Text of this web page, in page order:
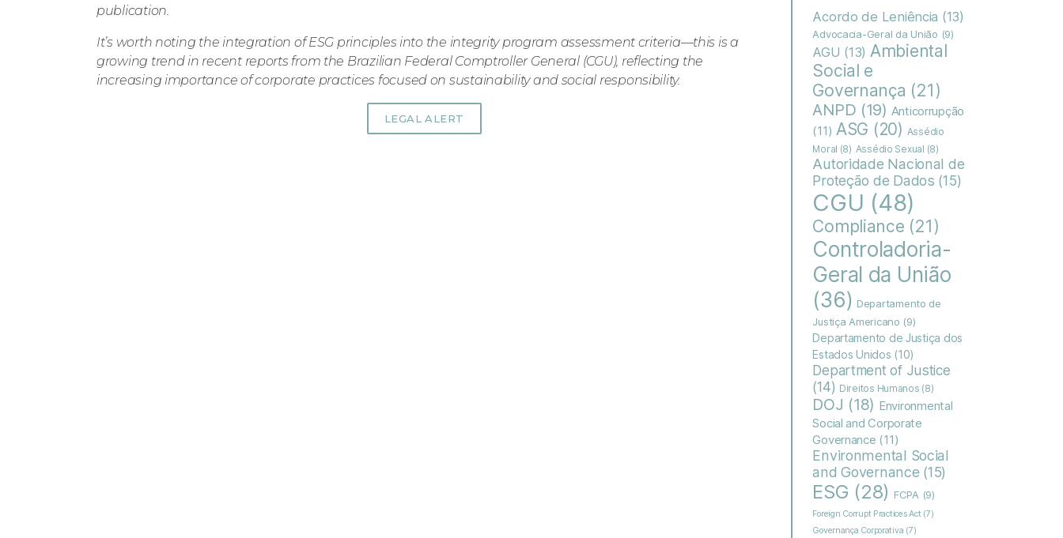
publication.
It’s worth noting the integration of ESG principles into the integrity program assessment criteria—this is a
growing trend in recent reports from the Brazilian Federal Comptroller General (CGU), reflecting the
increasing importance of corporate practices focused on sustainability and social responsibility.
LEGAL ALERT
Acordo de Leniência (13)
Advocacia-Geral da União (9)
AGU (13) Ambiental
Social e
Governança (21)
ANPD (19) Anticorrupção
(11) ASG (20) Assédio
Moral (8) Assédio Sexual (8)
Autoridade Nacional de
Proteção de Dados (15)
CGU (48)
Compliance (21)
Controladoria-
Geral da União
(36) Departamento de
Justiça Americano (9)
Departamento de Justiça dos
Estados Unidos (10)
Department of Justice
(14) Direitos Humanos (8)
DOJ (18) Environmental
Social and Corporate
Governance (11)
Environmental Social
and Governance (15)
ESG (28) FCPA (9)
Foreign Corrupt Practices Act (7)
Governança Corporativa (7)